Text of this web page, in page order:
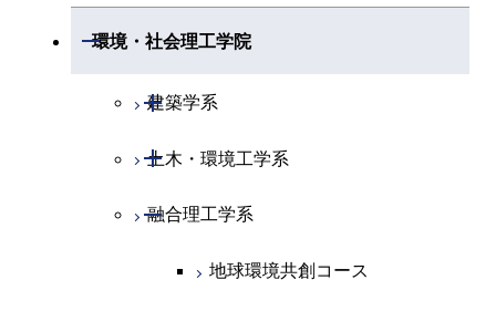
ース
原子核工学コース
エネルギーコース
ライフエンジニアリングコ
情報通信コース
エンジニアリングデザイン
ース
経営工学系
開閉
経営工学コース
エンジニアリングデザイン
専門科目
エネルギーコース
ース
原子核工学コース
応用化学コース
ース
原子核工学コース
専門科目
ース
知能情報コース
生命理工学系
開閉
生命理工学コース
ライフエンジニアリングコ
専門科目
環境・社会理工学院
開閉
建築学系
開閉
建築学コース
エンジニアリングデザイン
土木・環境工学系
開閉
土木工学コース
エンジニアリングデザイン
融合理工学系
開閉
地球環境共創コース